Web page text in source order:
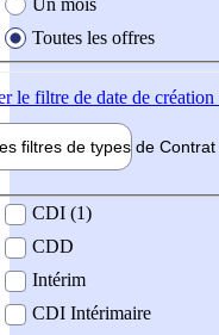
Toutes les offres
le filtre de date de
filtres de types de Contrat
contrat
CDI (1)
CDD
Intérim
CDI Intérimaire